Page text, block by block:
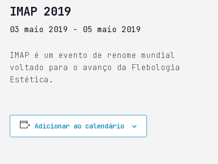
IMAP 2019
03 maio 2019 - 05 maio 2019
IMAP é um evento de renome mundial
voltado para o avanço da Flebologia
Estética.
Adicionar ao calendário